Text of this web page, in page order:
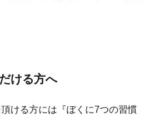
ける方へ
ける方には『ぼくに7つの習慣